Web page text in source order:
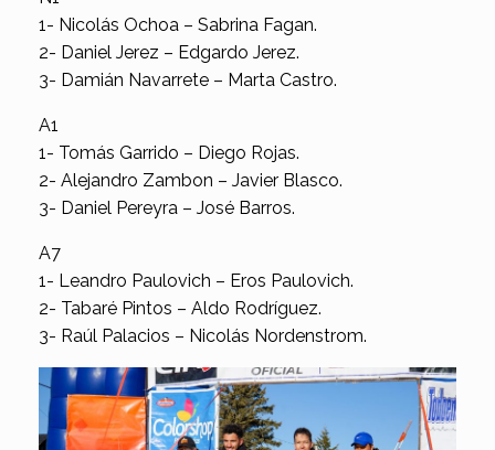
1- Nicolás Ochoa – Sabrina Fagan.
2- Daniel Jerez – Edgardo Jerez.
3- Damián Navarrete – Marta Castro.
A1
1- Tomás Garrido – Diego Rojas.
2- Alejandro Zambon – Javier Blasco.
3- Daniel Pereyra – José Barros.
A7
1- Leandro Paulovich – Eros Paulovich.
2- Tabaré Pintos – Aldo Rodríguez.
3- Raúl Palacios – Nicolás Nordenstrom.